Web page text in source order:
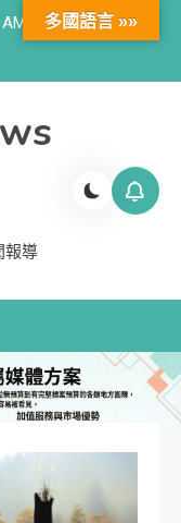
報導
多國語言 »»